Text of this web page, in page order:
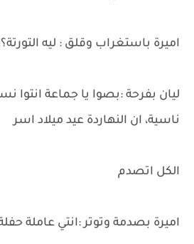
اميرة باستغراب وقلق : ليه
ليان بفرحة :بصوا يا جماعة انتوا
ناسية، ان النهاردة عيد ميلاد اسر
الكل اتصدم
اميرة بصدمة وتوتر :انتي عاملة